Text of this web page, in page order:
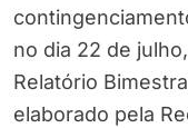
no dia 22 de
Relatório
elaborado pela